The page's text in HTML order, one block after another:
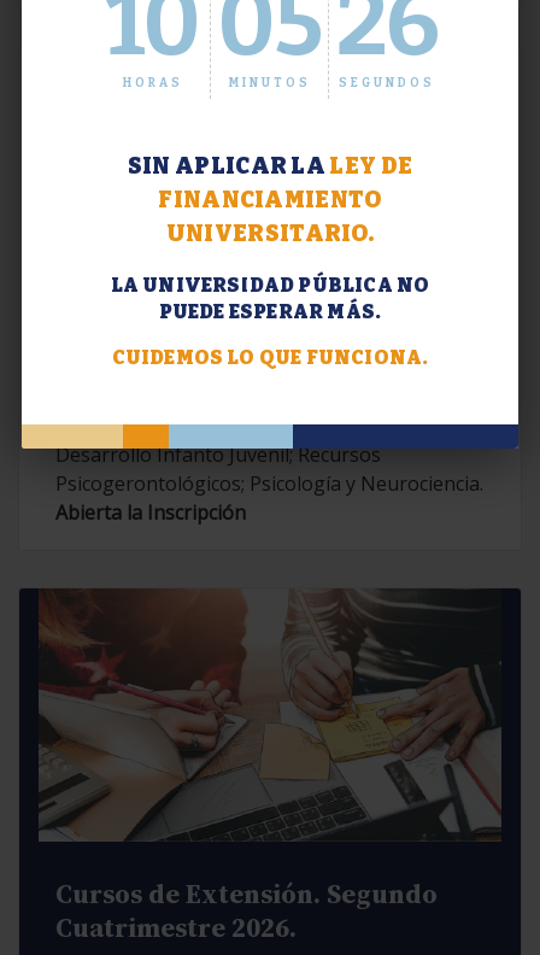
10
HORAS
05
MINUTOS
27
SEGUNDOS
SIN APLICAR LA LEY DE
FINANCIAMIENTO
UNIVERSITARIO.
LA UNIVERSIDAD PÚBLICA NO
PUEDE ESPERAR MÁS.
CUIDEMOS LO QUE FUNCIONA.
Extensión. Diplomaturas 2026.
Contemporáneas; Problemáticas en el
Desarrollo Infanto Juvenil; Recursos
Psicogerontológicos; Psicología y Neurociencia.
Abierta la Inscripción
Cursos de Extensión. Segundo
Cuatrimestre 2026.